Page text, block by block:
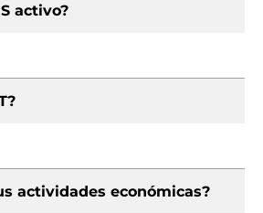
activo?
actividades económicas?